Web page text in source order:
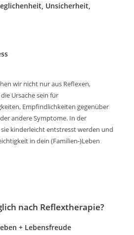
Unsicherheit,
wir nicht nur aus Reflexen,
Ursache sein für
Empfindlichkeiten gegenüber
andere Symptome. In der
kinderleicht entstresst werden und
in dein (Familien-)Leben
nach Reflextherapie?
+ Lebensfreude